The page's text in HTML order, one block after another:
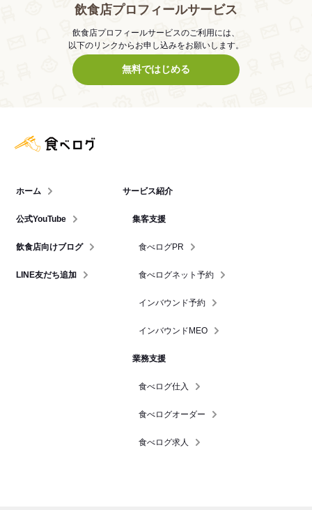
飲食店プロフィールサービス
飲食店プロフィールサービスのご利用には、
以下のリンクからお申し込みをお願いします。
無料ではじめる
ホーム
公式YouTube
飲食店向けブログ
LINE友だち追加
サービス紹介
集客支援
食べログPR
食べログネット予約
インバウンド予約
インバウンドMEO
業務支援
食べログ仕入
食べログオーダー
食べログ求人